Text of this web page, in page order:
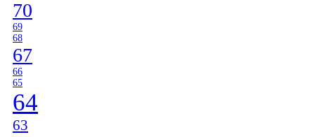
70
69
68
67
66
65
64
63